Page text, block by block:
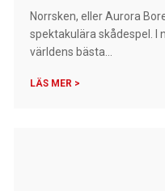
Norrsken, eller Aurora
spektakulära skådespel. I
världens bästa...
LÄS MER >